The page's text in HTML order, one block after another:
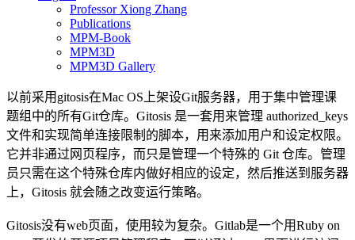
Professor Xiong Zhang
Publications
MPM-Book
MPM3D
MPM3D Gallery
以前采用gitosis在Mac OS上架设Git服务器，用于集中管理课
题组中的所有Git仓库。Gitosis 是一套用来管理 authorized_keys
文件和实现简单连接限制的脚本，用来添加用户和设定权限。
它并非通过网页程序，而只是管理一个特殊的 Git 仓库。管理
员只需在这个特殊仓库内做好相应的设定，然后推送到服务器
上，Gitosis 就会随之改变运行策略。
Gitosis没有web页面，使用较为复杂。Gitlab是一个用Ruby on